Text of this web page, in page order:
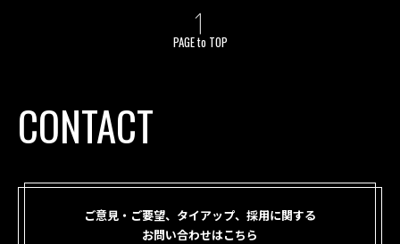
PAGE to TOP
CONTACT
ご意見・ご要望、タイアップ、採用に関する
お問い合わせはこちら